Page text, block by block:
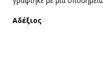
Αδέξιος